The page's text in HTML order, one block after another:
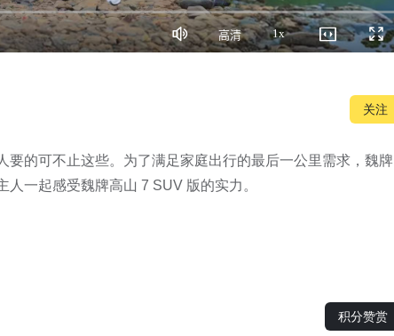
静
音
画
质
高清 1x播
放
全
屏
关注
的可不止这些。为了满足家庭出行的最后一公里需求，魏牌
一起感受魏牌高山 7 SUV 版的实力。
积分赞赏